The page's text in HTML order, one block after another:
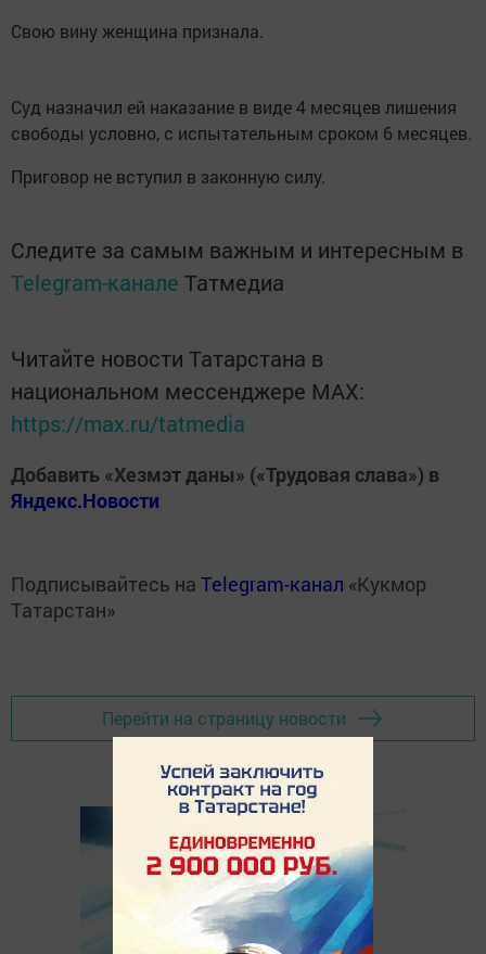
Свою вину женщина признала.
Суд назначил ей наказание в виде 4 месяцев лишения
свободы условно, с испытательным сроком 6 месяцев.
Приговор не вступил в законную силу.
Следите за самым важным и интересным в
Telegram-канале Татмедиа
Читайте новости Татарстана в
национальном мессенджере MАХ:
https://max.ru/tatmedia
Добавить «Хезмэт даны» («Трудовая слава») в
Яндекс.Новости
Подписывайтесь на Telegram-канал «Кукмор
Татарстан»
Перейти на страницу новости